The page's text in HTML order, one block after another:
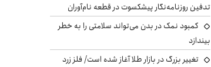
تدفین روزنامه‌نگار پیشکسوت در قطعه نام‌آوران
کمبود نمک در بدن می‌تواند سلامتی را به خطر
بیندازد
تغییر بزرگ در بازار طلا آغاز شده است/ فلز زرد